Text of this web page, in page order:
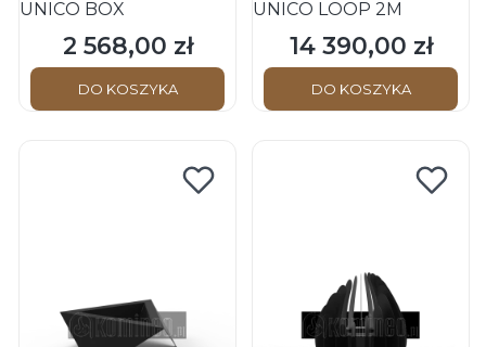
UNICO BOX
Cena
2 568,00 zł
DO KOSZYKA
UNICO LOOP 2M
Cena
14 390,00 zł
DO KOSZYKA